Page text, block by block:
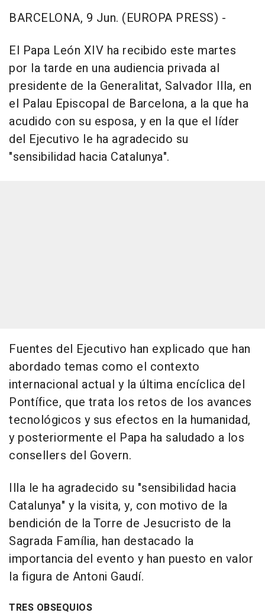
BARCELONA, 9 Jun. (EUROPA PRESS) -
El Papa León XIV ha recibido este martes
por la tarde en una audiencia privada al
presidente de la Generalitat, Salvador Illa, en
el Palau Episcopal de Barcelona, a la que ha
acudido con su esposa, y en la que el líder
del Ejecutivo le ha agradecido su
"sensibilidad hacia Catalunya".
Fuentes del Ejecutivo han explicado que han
abordado temas como el contexto
internacional actual y la última encíclica del
Pontífice, que trata los retos de los avances
tecnológicos y sus efectos en la humanidad,
y posteriormente el Papa ha saludado a los
consellers del Govern.
Illa le ha agradecido su "sensibilidad hacia
Catalunya" y la visita, y, con motivo de la
bendición de la Torre de Jesucristo de la
Sagrada Família, han destacado la
importancia del evento y han puesto en valor
la figura de Antoni Gaudí.
TRES OBSEQUIOS